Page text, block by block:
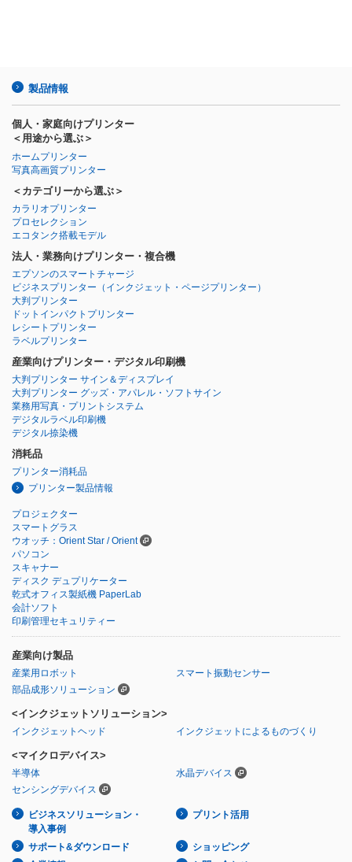
製品情報
個人・家庭向けプリンター
＜用途から選ぶ＞
ホームプリンター
写真高画質プリンター
＜カテゴリーから選ぶ＞
カラリオプリンター
プロセレクション
エコタンク搭載モデル
法人・業務向けプリンター・複合機
エプソンのスマートチャージ
ビジネスプリンター （インクジェット・ページプリンター）
大判プリンター
ドットインパクトプリンター
レシートプリンター
ラベルプリンター
産業向けプリンター・デジタル印刷機
大判プリンター サイン＆ディスプレイ
大判プリンター グッズ・アパレル・ソフトサイン
業務用写真・プリントシステム
デジタルラベル印刷機
デジタル捺染機
消耗品
プリンター消耗品
プリンター製品情報
プロジェクター
スマートグラス
ウオッチ：Orient Star / Orient
パソコン
スキャナー
ディスク デュプリケーター
乾式オフィス製紙機 PaperLab
会計ソフト
印刷管理セキュリティー
産業向け製品
産業用ロボット
スマート振動センサー
部品成形ソリューション
<インクジェットソリューション>
インクジェットヘッド インクジェットによるものづくり
<マイクロデバイス>
半導体
水晶デバイス
センシングデバイス
ビジネスソリューション・
導入事例
プリント活用
サポート&ダウンロード
ショッピング